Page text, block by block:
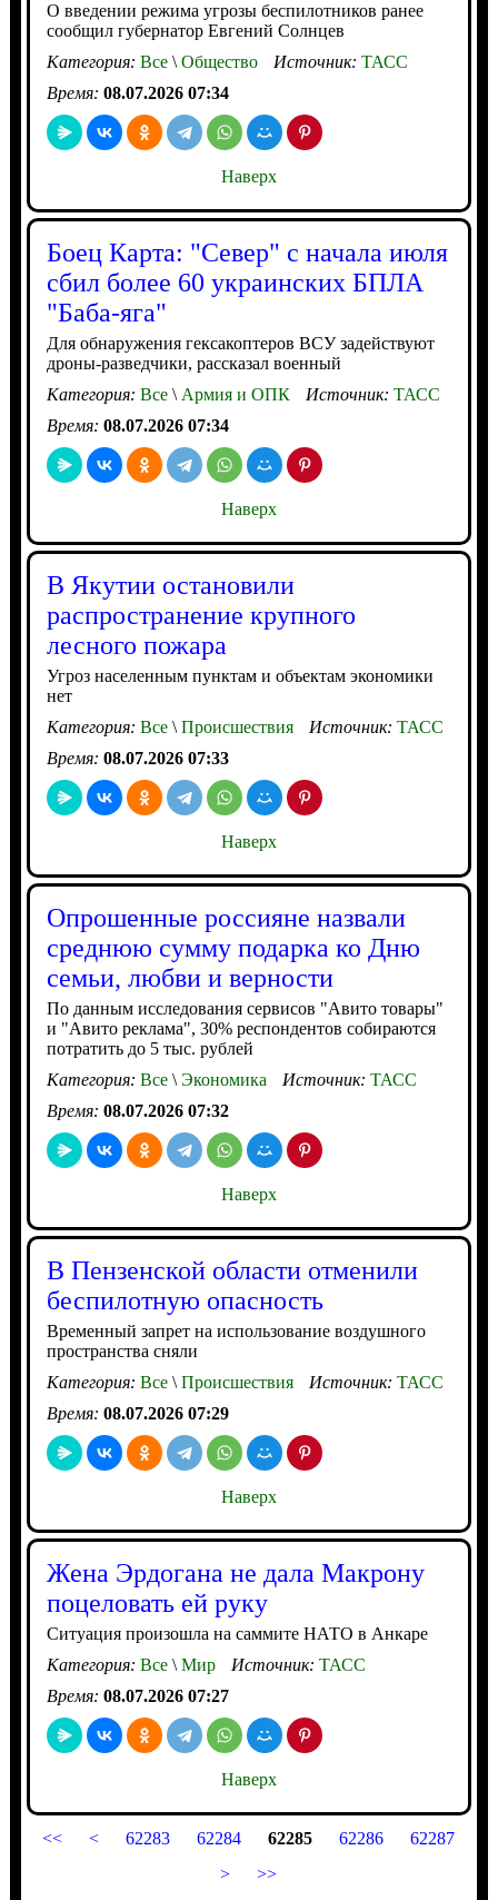
О введении режима угрозы беспилотников ранее
сообщил губернатор Евгений Солнцев
Категория: Все\Общество Источник: ТАСС
Время: 08.07.2026 07:34
Наверх
Боец Карта: "Север" с начала июля
сбил более 60 украинских БПЛА
"Баба-яга"
Для обнаружения гексакоптеров ВСУ задействуют
дроны-разведчики, рассказал военный
Категория: Все\Армия и ОПК Источник: ТАСС
Время: 08.07.2026 07:34
Наверх
В Якутии остановили
распространение крупного
лесного пожара
Угроз населенным пунктам и объектам экономики
нет
Категория: Все\Происшествия Источник: ТАСС
Время: 08.07.2026 07:33
Наверх
Опрошенные россияне назвали
среднюю сумму подарка ко Дню
семьи, любви и верности
По данным исследования сервисов "Авито товары"
и "Авито реклама", 30% респондентов собираются
потратить до 5 тыс. рублей
Категория: Все\Экономика Источник: ТАСС
Время: 08.07.2026 07:32
Наверх
В Пензенской области отменили
беспилотную опасность
Временный запрет на использование воздушного
пространства сняли
Категория: Все\Происшествия Источник: ТАСС
Время: 08.07.2026 07:29
Наверх
Жена Эрдогана не дала Макрону
поцеловать ей руку
Ситуация произошла на саммите НАТО в Анкаре
Категория: Все\Мир Источник: ТАСС
Время: 08.07.2026 07:27
Наверх
<< < 62283 62284 62285 62286
62287
>
>>